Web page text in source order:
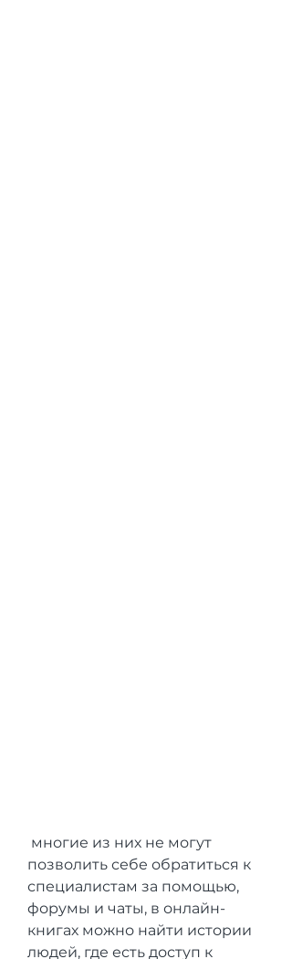
позволить себе обратиться к
специалистам за помощью,
форумы и чаты, в онлайн-
книгах можно найти истории
людей, где есть доступ к